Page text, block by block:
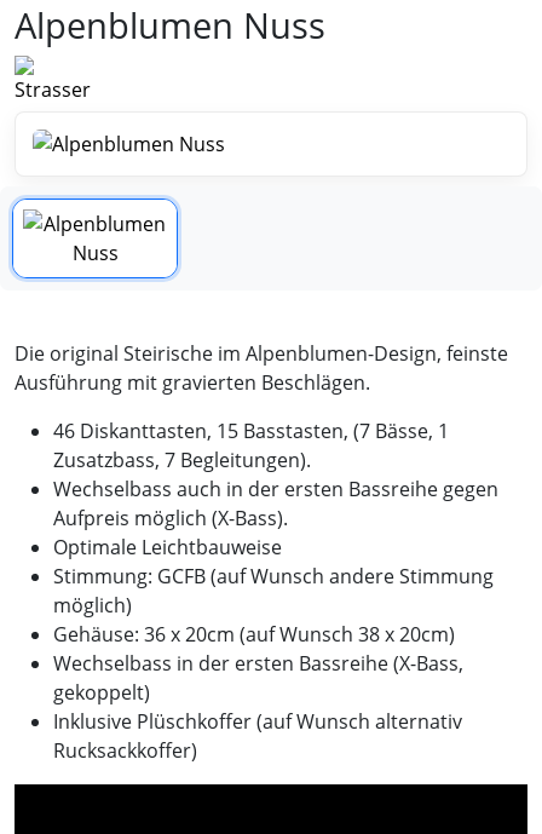
Alpenblumen Nuss
Die original Steirische im Alpenblumen-Design, feinste
Ausführung mit gravierten Beschlägen.
46 Diskanttasten, 15 Basstasten, (7 Bässe, 1
Zusatzbass, 7 Begleitungen).
Wechselbass auch in der ersten Bassreihe gegen
Aufpreis möglich (X-Bass).
Optimale Leichtbauweise
Stimmung: GCFB (auf Wunsch andere Stimmung
möglich)
Gehäuse: 36 x 20cm (auf Wunsch 38 x 20cm)
Wechselbass in der ersten Bassreihe (X-Bass,
gekoppelt)
Inklusive Plüschkoffer (auf Wunsch alternativ
Rucksackkoffer)